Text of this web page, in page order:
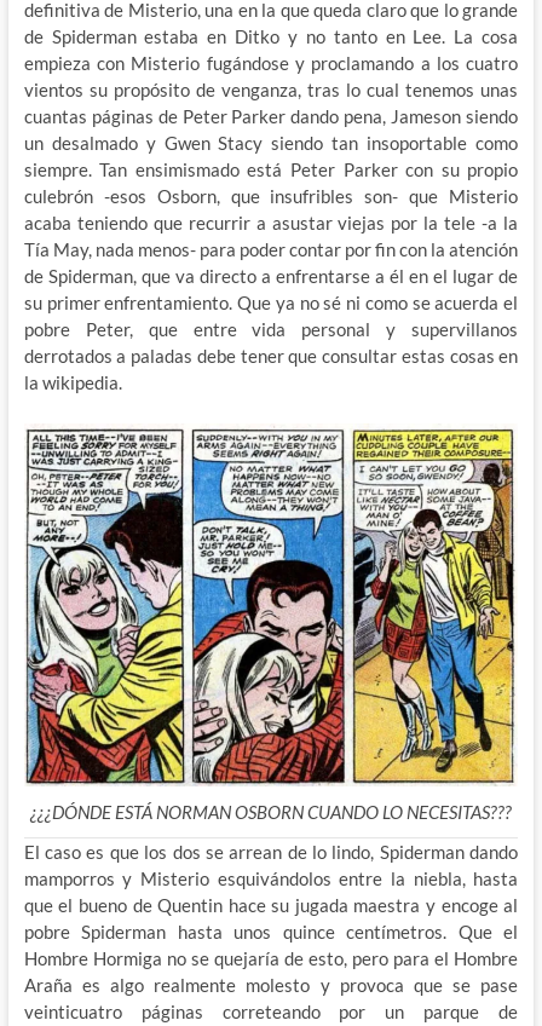
definitiva de Misterio, una en la que queda claro que lo grande
de Spiderman estaba en Ditko y no tanto en Lee. La cosa
empieza con Misterio fugándose y proclamando a los cuatro
vientos su propósito de venganza, tras lo cual tenemos unas
cuantas páginas de Peter Parker dando pena, Jameson siendo
un desalmado y Gwen Stacy siendo tan insoportable como
siempre. Tan ensimismado está Peter Parker con su propio
culebrón -esos Osborn, que insufribles son- que Misterio
acaba teniendo que recurrir a asustar viejas por la tele -a la
Tía May, nada menos- para poder contar por fin con la atención
de Spiderman, que va directo a enfrentarse a él en el lugar de
su primer enfrentamiento. Que ya no sé ni como se acuerda el
pobre Peter, que entre vida personal y supervillanos
derrotados a paladas debe tener que consultar estas cosas en
la wikipedia.
¿¿¿DÓNDE ESTÁ NORMAN OSBORN CUANDO LO NECESITAS???
El caso es que los dos se arrean de lo lindo, Spiderman dando
mamporros y Misterio esquivándolos entre la niebla, hasta
que el bueno de Quentin hace su jugada maestra y encoge al
pobre Spiderman hasta unos quince centímetros. Que el
Hombre Hormiga no se quejaría de esto, pero para el Hombre
Araña es algo realmente molesto y provoca que se pase
veinticuatro páginas correteando por un parque de